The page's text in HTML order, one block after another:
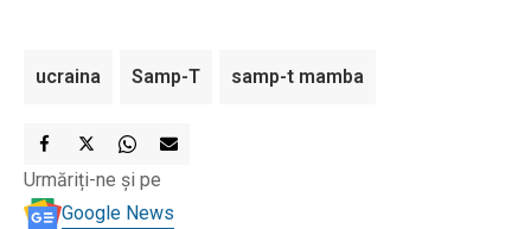
ucraina Samp-T samp-t mamba
Urmăriți-ne și pe
Google News